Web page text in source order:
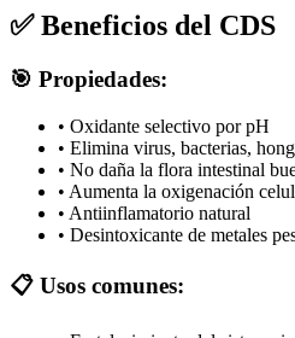
✅ Beneficios del CDS
🎯 Propiedades:
• Oxidante selectivo por pH
• Elimina virus, bacterias,
• No daña la flora intestinal
• Aumenta la oxigenación
• Antiinflamatorio natural
• Desintoxicante de metales
📋 Usos comunes: